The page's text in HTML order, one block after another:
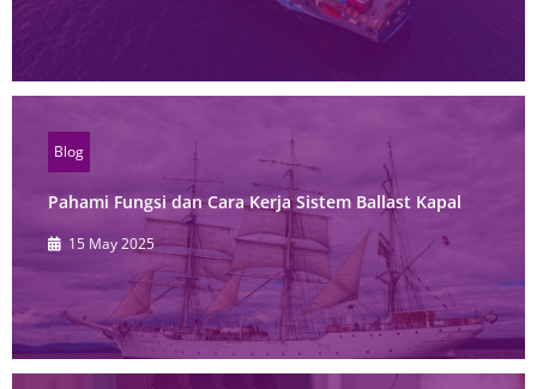
Blog
Pahami Fungsi dan Cara Kerja Sistem Ballast Kapal
15 May 2025